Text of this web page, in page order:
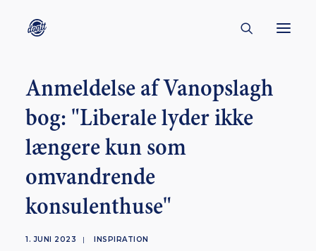
CONTACT
ABOUT
ENGLISH
KULTUR
BORNHOLM
Anmeldelse af Vanopslagh
bog: "Liberale lyder ikke
længere kun som
omvandrende
konsulenthuse"
1. JUNI 2023 | INSPIRATION